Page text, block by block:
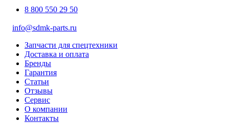
8 800 550 29 50
info@sdmk-parts.ru
Запчасти для спецтехники
Доставка и оплата
Бренды
Гарантия
Статьи
Отзывы
Сервис
О компании
Контакты